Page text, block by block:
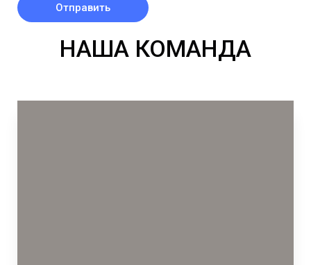
Отправить
НАША КОМАНДА